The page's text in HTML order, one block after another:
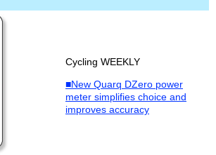
Cycling WEEKLY
■New Quarq DZero power
meter simplifies choice and
improves accuracy